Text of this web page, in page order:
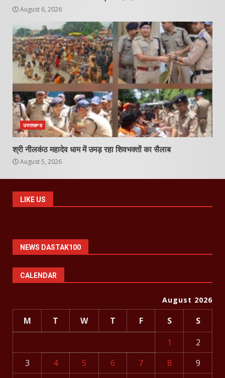
August 6, 2026
उत्तराखण्ड
श्री नीलकंठ महादेव धाम में उमड़ रहा शिवभक्तों का सैलाब
August 5, 2026
LIKE US
NEWS DASTAK100
CALENDAR
August 2026
M T W T F S
S
1
2
3
4 5 6 7 8
9